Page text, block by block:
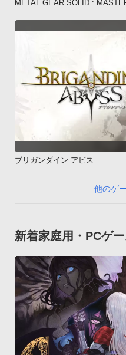
METAL GEAR SOLID :
ブリガンダイン アビス
他のゲ
新着家庭用・PCゲ